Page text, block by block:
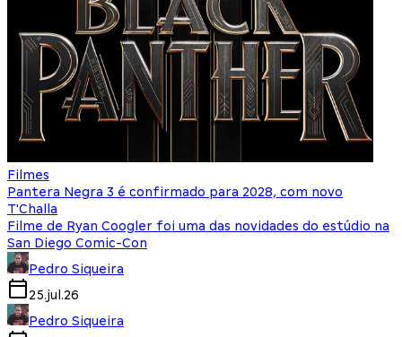
Filmes
Pantera Negra 3 é confirmado para 2028, com novo
T'Challa
Filme de Ryan Coogler foi uma das novidades do estúdio na
San Diego Comic-Con
Pedro Siqueira
25.jul.26
Pedro Siqueira